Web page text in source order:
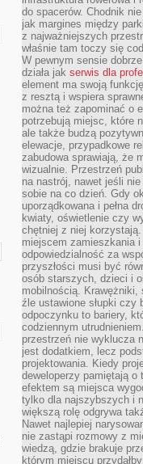
do spacerów. Chodnik
jak margines między
z najważniejszych
właśnie tam toczy się
W pewnym sensie
działa jak serwis dla
element ma swoją
z resztą i wspiera
można też zapominać o
potrzebują miejsc, które
ale także budzą
elewacje, przypadkowe
zabudowa sprawiają, że
wizualnie. Przestrzeń
na nastrój, nawet jeśli
sobie na co dzień. Gdy
uporządkowana i pełna
kwiaty, oświetlenie czy
chętniej z niej
miejscem zamieszkania
odpowiedzialność za
przyszłości musi być
osób starszych, dzieci i
mobilnością. Krawężniki,
źle ustawione słupki czy
odpoczynku to bariery,
codziennym
przestrzeń nie wyklucza
jest dodatkiem, lecz
projektowania. Kiedy
deweloperzy pamiętają
efektem są miejsca
tylko dla najszybszych i
większą rolę odgrywa
Nawet najlepiej
nie zastąpi rozmowy z
wiedzą, gdzie brakuje
którym miejscu